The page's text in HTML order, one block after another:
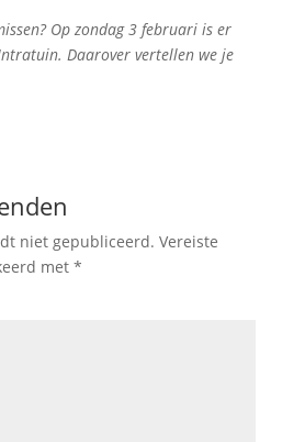
Op zondag 3 februari is er
Daarover vertellen we je
niet gepubliceerd. Vereiste
met *